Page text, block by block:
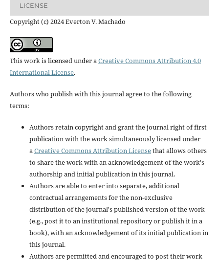
LICENSE
Copyright (c) 2024 Everton V. Machado
This work is licensed under aCreative Commons Attribution 4.0
International License.
Authors who publish with this journal agree to the following
terms:
Authors retain copyright and grant the journal right of first
publication with the work simultaneously licensed under
aCreative Commons Attribution Licensethat allows others
to share the work with an acknowledgement of the work's
authorship and initial publication in this journal.
Authors are able to enter into separate, additional
contractual arrangements for the non-exclusive
distribution of the journal's published version of the work
(e.g., post it to an institutional repository or publish it in a
book), with an acknowledgement of its initial publication in
this journal.
Authors are permitted and encouraged to post their work